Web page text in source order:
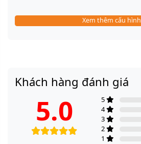
Xem thêm cấu hình
Khách hàng đánh giá
5.0 5
4
3
2
1